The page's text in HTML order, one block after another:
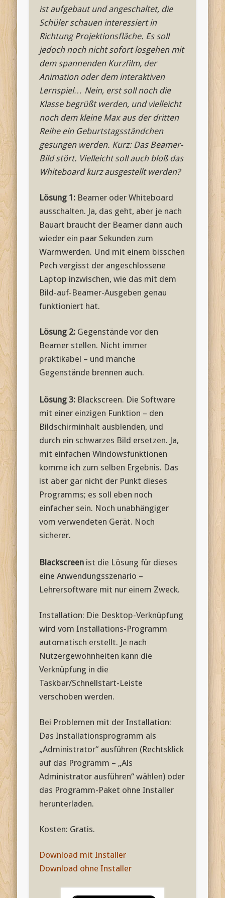
ist aufgebaut und angeschaltet, die
Schüler schauen interessiert in
Richtung Projektionsfläche. Es soll
jedoch noch nicht sofort losgehen mit
dem spannenden Kurzfilm, der
Animation oder dem interaktiven
Lernspiel… Nein, erst soll noch die
Klasse begrüßt werden, und vielleicht
noch dem kleine Max aus der dritten
Reihe ein Geburtstagsständchen
gesungen werden. Kurz: Das Beamer-
Bild stört. Vielleicht soll auch bloß das
Whiteboard kurz ausgestellt werden?
Lösung 1: Beamer oder Whiteboard
ausschalten. Ja, das geht, aber je nach
Bauart braucht der Beamer dann auch
wieder ein paar Sekunden zum
Warmwerden. Und mit einem bisschen
Pech vergisst der angeschlossene
Laptop inzwischen, wie das mit dem
Bild-auf-Beamer-Ausgeben genau
funktioniert hat.
Lösung 2: Gegenstände vor den
Beamer stellen. Nicht immer
praktikabel – und manche
Gegenstände brennen auch.
Lösung 3: Blackscreen. Die Software
mit einer einzigen Funktion – den
Bildschirminhalt ausblenden, und
durch ein schwarzes Bild ersetzen. Ja,
mit einfachen Windowsfunktionen
komme ich zum selben Ergebnis. Das
ist aber gar nicht der Punkt dieses
Programms; es soll eben noch
einfacher sein. Noch unabhängiger
vom verwendeten Gerät. Noch
sicherer.
Blackscreen ist die Lösung für dieses
eine Anwendungsszenario –
Lehrersoftware mit nur einem Zweck.
Installation: Die Desktop-Verknüpfung
wird vom Installations-Programm
automatisch erstellt. Je nach
Nutzergewohnheiten kann die
Verknüpfung in die
Taskbar/Schnellstart-Leiste
verschoben werden.
Bei Problemen mit der Installation:
Das Installationsprogramm als
„Administrator“ ausführen (Rechtsklick
auf das Programm – „Als
Administrator ausführen“ wählen) oder
das Programm-Paket ohne Installer
herunterladen.
Kosten: Gratis.
Download mit Installer
Download ohne Installer